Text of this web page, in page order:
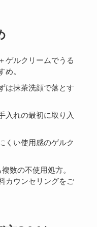
ゲルクリームでうる
め。
は抹茶洗顔で落とす
入れの最初に取り入
くい使用感のゲルク
数の不使用処方。
カウンセリングをご